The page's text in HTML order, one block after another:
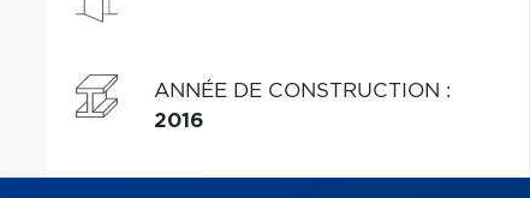
ANNÉE DE CONSTRUCTION :
2016